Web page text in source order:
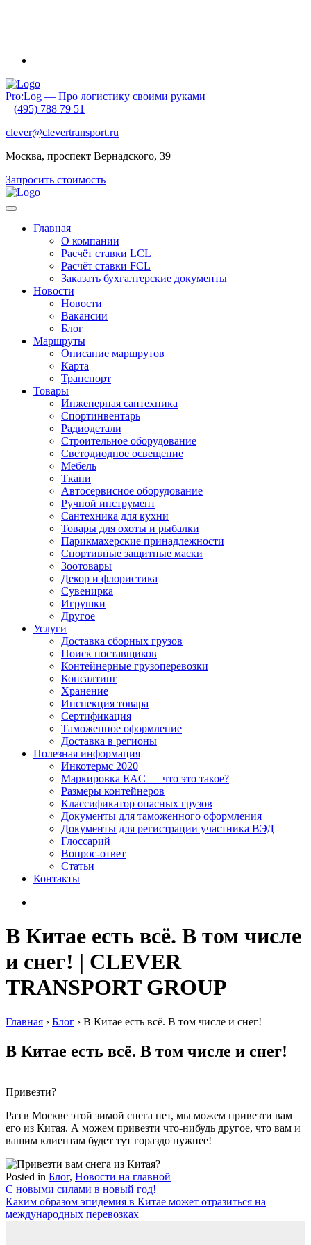
Pro:Log — Про логистику своими руками
(495) 788 79 51
clever@clevertransport.ru
Москва, проспект Вернадского, 39
Запросить стоимость
Главная
О компании
Расчёт ставки LCL
Расчёт ставки FСL
Заказать бухгалтерские документы
Новости
Новости
Вакансии
Блог
Маршруты
Описание маршрутов
Карта
Транспорт
Товары
Инженерная сантехника
Спортинвентарь
Радиодетали
Строительное оборудование
Светодиодное освещение
Мебель
Ткани
Автосервисное оборудование
Ручной инструмент
Сантехника для кухни
Товары для охоты и рыбалки
Парикмахерские принадлежности
Спортивные защитные маски
Зоотовары
Декор и флористика
Сувенирка
Игрушки
Другое
Услуги
Доставка сборных грузов
Поиск поставщиков
Контейнерные грузоперевозки
Консалтинг
Хранение
Инспекция товара
Сертификация
Таможенное оформление
Доставка в регионы
Полезная информация
Инкотермс 2020
Маркировка EAC — что это такое?
Размеры контейнеров
Классификатор опасных грузов
Документы для таможенного оформления
Документы для регистрации участника ВЭД
Глоссарий
Вопрос-ответ
Статьи
Контакты
В Китае есть всё. В том числе
и снег! | CLEVER
TRANSPORT GROUP
Главная › Блог › В Китае есть всё. В том числе и снег!
В Китае есть всё. В том числе и снег!
Привезти?
Раз в Москве этой зимой снега нет, мы можем привезти вам
его из Китая. А можем привезти что-нибудь другое, что вам и
вашим клиентам будет тут гораздо нужнее!
Posted in Блог, Новости на главной
Навигация
по
С новыми силами в новый год!
Каким образом эпидемия в Китае может отразиться на
международных перевозках